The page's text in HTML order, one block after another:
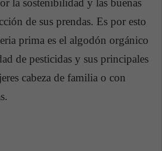
la sostenibilidad y las buenas
de sus prendas. Es por esto
prima es el algodón orgánico
de pesticidas y sus principales
cabeza de familia o con